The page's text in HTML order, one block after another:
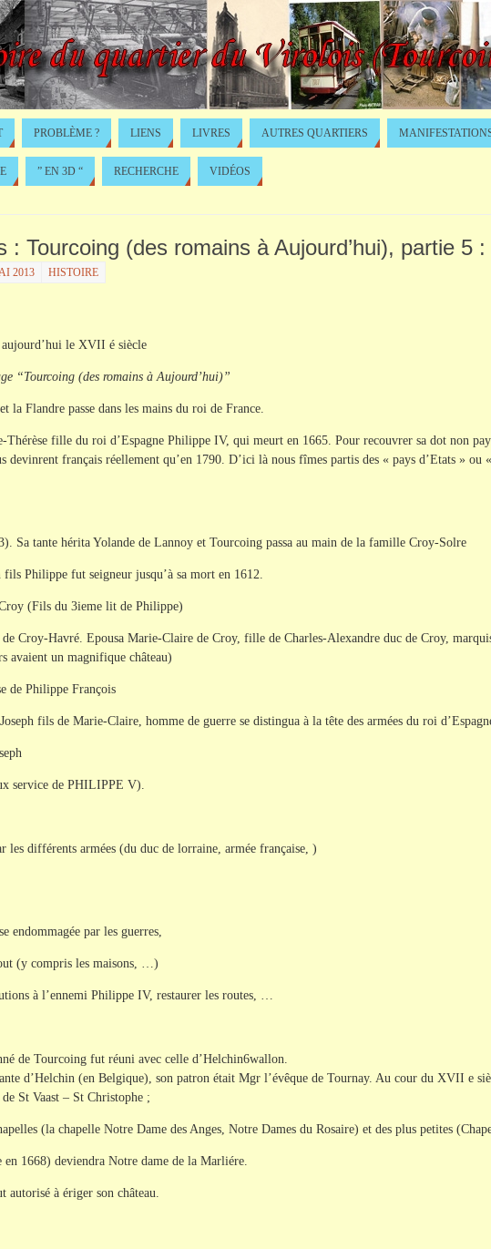
PROBLÈME ? LIENS LIVRES AUTRES QUARTIERS
” EN 3D “ RECHERCHE VIDÉOS
: Tourcoing (des romains à Aujourd’hui), partie 5
2013 HISTOIRE
le XVII é siècle
“Tourcoing (des romains à Aujourd’hui)”
la Flandre passe dans les mains du roi de France.
fille du roi d’Espagne Philippe IV, qui meurt en 1665. Pour recouvrer sa dot non
français réellement qu’en 1790. D’ici là nous fîmes partis des « pays d’Etats » ou
Sa tante hérita Yolande de Lannoy et Tourcoing passa au main de la famille Croy-Solre
Philippe fut seigneur jusqu’à sa mort en 1612.
(Fils du 3ieme lit de Philippe)
Croy-Havré. Epousa Marie-Claire de Croy, fille de Charles-Alexandre duc de Croy,
avaient un magnifique château)
de Philippe François
fils de Marie-Claire, homme de guerre se distingua à la tête des armées du roi
service de PHILIPPE V).
les différents armées (du duc de lorraine, armée française, )
endommagée par les guerres,
(y compris les maisons, …)
à l’ennemi Philippe IV, restaurer les routes, …
de Tourcoing fut réuni avec celle d’Helchin6wallon.
d’Helchin (en Belgique), son patron était Mgr l’évêque de Tournay. Au cour du XVII e
St Vaast – St Christophe ;
(la chapelle Notre Dame des Anges, Notre Dames du Rosaire) et des plus petites
en 1668) deviendra Notre dame de la Marliére.
à ériger son château.